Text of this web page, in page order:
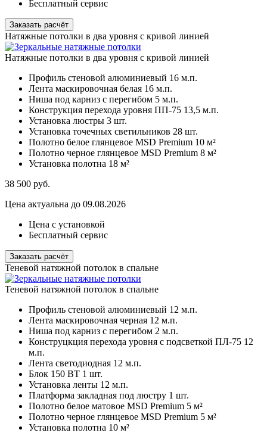
Бесплатный сервис
Заказать расчёт
Натяжные потолки в два уровня с кривой линией
Натяжные потолки в два уровня с кривой линией
Профиль стеновой алюминиевый 16 м.п.
Лента маскировочная белая 16 м.п.
Ниша под карниз с перегибом 5 м.п.
Конструкция перехода уровня ПП-75 13,5 м.п.
Установка люстры 3 шт.
Установка точечных светильников 28 шт.
Полотно белое глянцевое MSD Premium 10 м²
Полотно черное глянцевое MSD Premium 8 м²
Установка полотна 18 м²
38 500 руб.
Цена актуальна до 09.08.2026
Цена с установкой
Бесплатный сервис
Заказать расчёт
Теневой натяжной потолок в спальне
Теневой натяжной потолок в спальне
Профиль стеновой алюминиевый 12 м.п.
Лента маскировочная черная 12 м.п.
Ниша под карниз с перегибом 2 м.п.
Конструцкция перехода уровня с подсветкой ПЛ-75 12
м.п.
Лента светодиодная 12 м.п.
Блок 150 ВТ 1 шт.
Установка ленты 12 м.п.
Платформа закладная под люстру 1 шт.
Полотно белое матовое MSD Premium 5 м²
Полотно черное глянцевое MSD Premium 5 м²
Установка полотна 10 м²